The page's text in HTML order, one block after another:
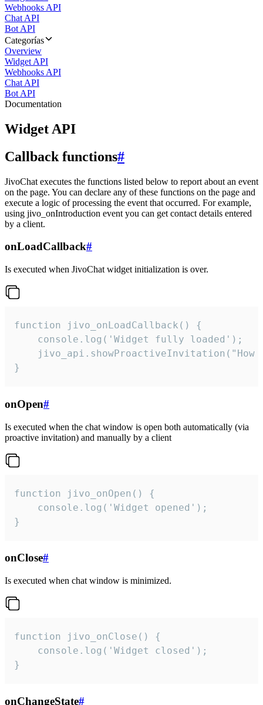
Webhooks API
Chat API
Bot API
Categorías
Overview
Widget API
Webhooks API
Chat API
Bot API
Documentation
Widget API
Callback functions#
JivoChat executes the functions listed below to report about an event
on the page. You can declare any of these functions on the page and
execute a logic of processing the event that occurred. For example,
using jivo_onIntroduction event you can get contact details entered
by a client.
onLoadCallback#
Is executed when JivoChat widget initialization is over.
function jivo_onLoadCallback() {
    console.log('Widget fully loaded');
jivo_api.showProactiveInvitation("How
}
onOpen#
Is executed when the chat window is open both automatically (via
proactive invitation) and manually by a client
function jivo_onOpen() {
    console.log('Widget opened');
}
onClose#
Is executed when chat window is minimized.
function jivo_onClose() {
    console.log('Widget closed');
}
onChangeState#